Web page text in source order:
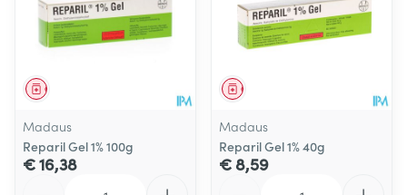
Geneesmiddel
Madaus
Reparil Gel 1% 100g
€ 16,38
Geneesmiddel
Madaus
Reparil Gel 1% 40g
€ 8,59